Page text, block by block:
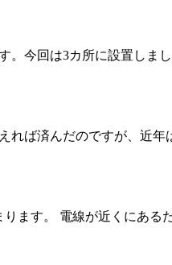
今回は3カ所に設置しま
れば済んだのですが、近
ます。 電線が近くにあ